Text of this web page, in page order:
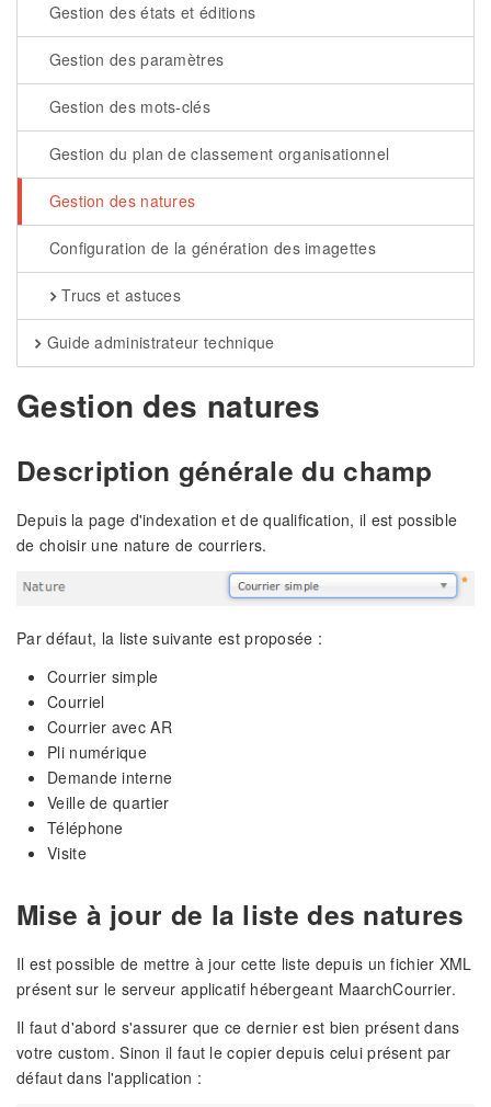
Gestion des états et éditions
Gestion des paramètres
Gestion des mots-clés
Gestion du plan de classement organisationnel
Gestion des natures
Configuration de la génération des imagettes
Trucs et astuces
Guide administrateur technique
Gestion des natures
Description générale du champ
Depuis la page d'indexation et de qualification, il est possible
de choisir une nature de courriers.
Par défaut, la liste suivante est proposée :
Courrier simple
Courriel
Courrier avec AR
Pli numérique
Demande interne
Veille de quartier
Téléphone
Visite
Mise à jour de la liste des natures
Il est possible de mettre à jour cette liste depuis un fichier XML
présent sur le serveur applicatif hébergeant MaarchCourrier.
Il faut d'abord s'assurer que ce dernier est bien présent dans
votre custom. Sinon il faut le copier depuis celui présent par
défaut dans l'application :